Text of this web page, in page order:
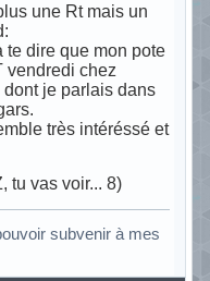
une Rt mais un
te dire que mon pote
vendredi chez
je parlais dans
très intéréssé et
tu vas voir... 8)
subvenir à mes